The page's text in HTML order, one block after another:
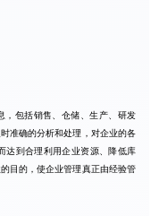
，包括销售、仓储、生产、研发
准确的分析和处理，对企业的各
达到合理利用企业资源、降低库
目的，使企业管理真正由经验管